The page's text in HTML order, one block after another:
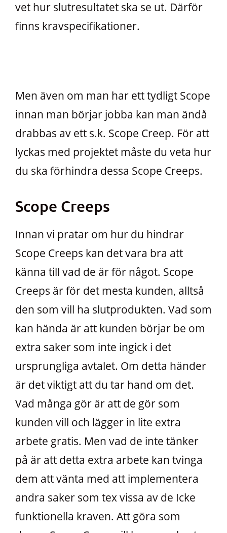
vet hur slutresultatet ska se ut. Därför
finns kravspecifikationer.
Men även om man har ett tydligt Scope
innan man börjar jobba kan man ändå
drabbas av ett s.k. Scope Creep. För att
lyckas med projektet måste du veta hur
du ska förhindra dessa Scope Creeps.
Scope Creeps
Innan vi pratar om hur du hindrar
Scope Creeps kan det vara bra att
känna till vad de är för något. Scope
Creeps är för det mesta kunden, alltså
den som vill ha slutprodukten. Vad som
kan hända är att kunden börjar be om
extra saker som inte ingick i det
ursprungliga avtalet. Om detta händer
är det viktigt att du tar hand om det.
Vad många gör är att de gör som
kunden vill och lägger in lite extra
arbete gratis. Men vad de inte tänker
på är att detta extra arbete kan tvinga
dem att vänta med att implementera
andra saker som tex vissa av de Icke
funktionella kraven. Att göra som